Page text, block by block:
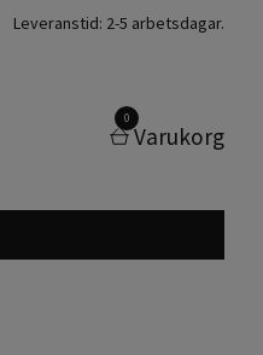
Leveranstid: 2-5 arbetsdagar.
0
Varukorg